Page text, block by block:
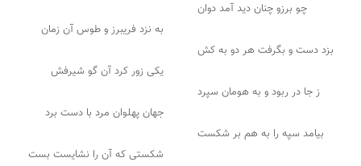
چو برزو چنان دید آمد دوان
به نزد فریبرز و طوس آن زمان
بزد دست و بگرفت هر دو به کش
یکی زور کرد آن گو شیرفش
ز جا در ربود و به هومان سپرد
جهان پهلوان مرد با دست برد
بیامد سپه را به هم بر شکست
شکستی که آن را نشایست بست